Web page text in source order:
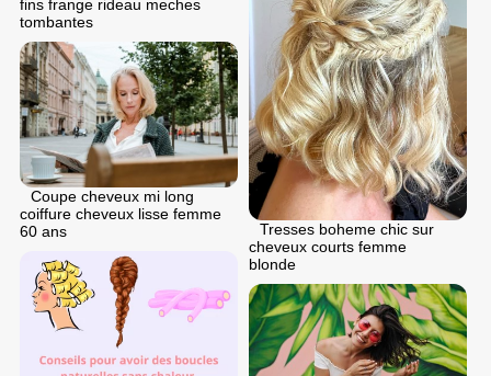
fins frange rideau meches
tombantes
Tresses boheme chic sur
cheveux courts femme
blonde
Coupe cheveux mi long
coiffure cheveux lisse femme
60 ans